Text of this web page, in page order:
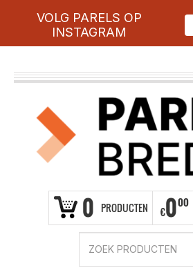
0 PRODUCTEN €000
VOLG PARELS OP
INSTAGRAM